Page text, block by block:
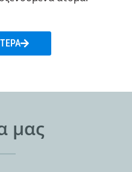
μας